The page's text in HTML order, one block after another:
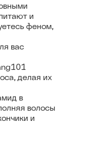
и
феном,
вас
делая их
в
волосы
и